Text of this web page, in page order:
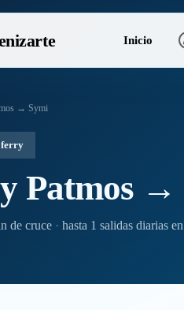
arte Inicio
→ Symi
ferry
Patmos →
de cruce · hasta 1 salidas diarias